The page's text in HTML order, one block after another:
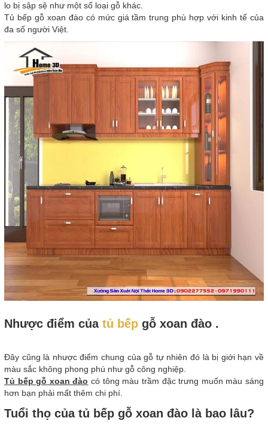
lo bị sập sệ như một số loại gỗ khác.
Tủ bếp gỗ xoan đào có mức giá tầm trung phù hợp với kinh tế của
đa số người Việt.
Nhược điểm của tủ bếp gỗ xoan đào .
Đây cũng là nhược điểm chung của gỗ tự nhiên đó là bị giới hạn về
màu sắc không phong phú như gỗ công nghiệp.
Tủ bếp gỗ xoan đào có tông màu trầm đặc trưng muốn màu sáng
hơn bạn phải mất thêm chi phí.
Tuổi thọ của tủ bếp gỗ xoan đào là bao lâu?